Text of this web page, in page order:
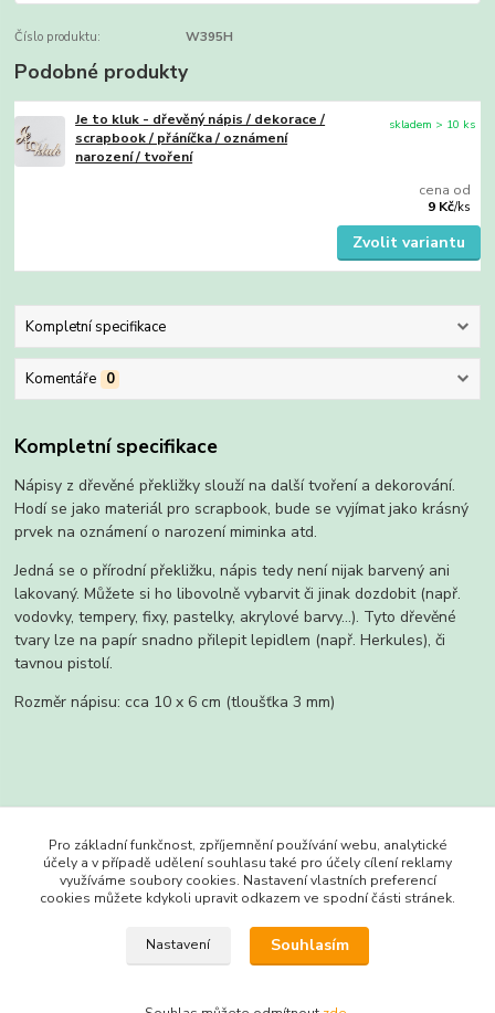
Číslo produktu: W395H
Podobné produkty
Je to kluk - dřevěný nápis / dekorace /
scrapbook / přáníčka / oznámení
narození / tvoření
cena od
9 Kč/ks
skladem > 10 ks
Zvolit variantu
Kompletní specifikace
Komentáře 0
Kompletní specifikace
Nápisy z dřevěné překližky slouží na další tvoření a dekorování.
Hodí se jako materiál pro scrapbook, bude se vyjímat jako krásný
prvek na oznámení o narození miminka atd.
Jedná se o přírodní překližku, nápis tedy není nijak barvený ani
lakovaný. Můžete si ho libovolně vybarvit či jinak dozdobit (např.
vodovky, tempery, fixy, pastelky, akrylové barvy...). Tyto dřevěné
tvary lze na papír snadno přilepit lepidlem (např. Herkules), či
tavnou pistolí.
Rozměr nápisu: cca 10 x 6 cm (tloušťka 3 mm)
Zboží zařazeno v kategoriích
Nápisy
Svatba a narozeniny
Pro základní funkčnost, zpříjemnění používání webu, analytické
účely a v případě udělení souhlasu také pro účely cílení reklamy
využíváme soubory cookies. Nastavení vlastních preferencí
cookies můžete kdykoli upravit odkazem ve spodní části stránek.
Nastavení Souhlasím